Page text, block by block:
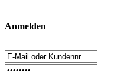
Anmelden